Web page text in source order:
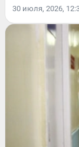
30 июля, 2026,